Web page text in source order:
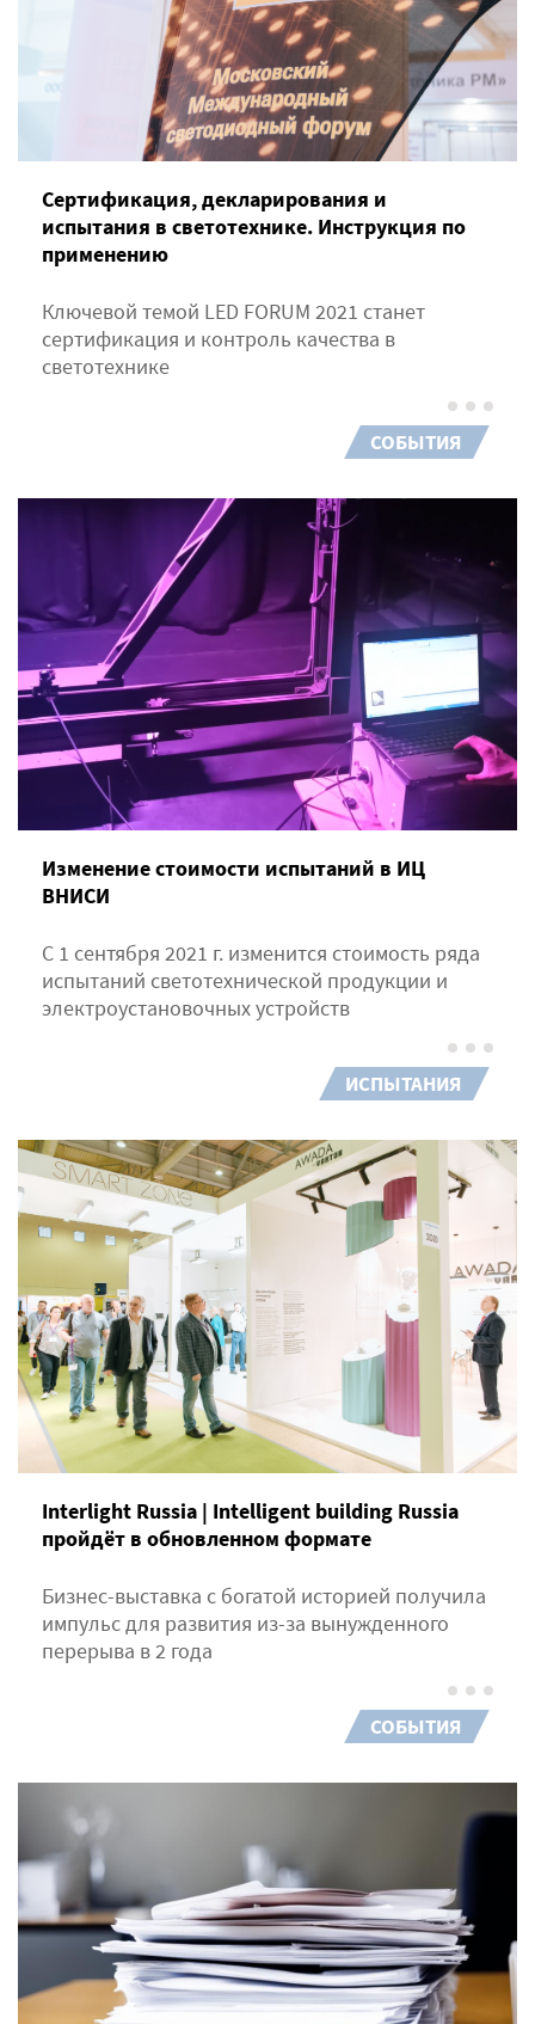
Сертификация, декларирования и
испытания в светотехнике. Инструкция по
применению
Ключевой темой LED FORUM 2021 станет
сертификация и контроль качества в
светотехнике
СОБЫТИЯ
Изменение стоимости испытаний в ИЦ
ВНИСИ
С 1 сентября 2021 г. изменится стоимость ряда
испытаний светотехнической продукции и
электроустановочных устройств
ИСПЫТАНИЯ
Interlight Russia | Intelligent building Russia
пройдёт в обновленном формате
Бизнес-выставка с богатой историей получила
импульс для развития из-за вынужденного
перерыва в 2 года
СОБЫТИЯ